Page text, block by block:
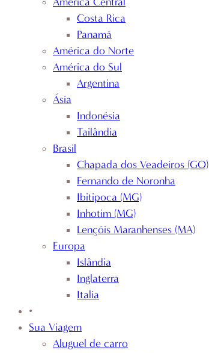
Costa Rica
Panamá
América do Norte
América do Sul
Argentina
Ásia
Indonésia
Tailândia
Brasil
Chapada dos Veadeiros (GO)
Fernando de Noronha
Ibitipoca (MG)
Inhotim (MG)
Lençóis Maranhenses (MA)
Europa
Islândia
Inglaterra
Italia
•
Sua Viagem
Aluguel de carro